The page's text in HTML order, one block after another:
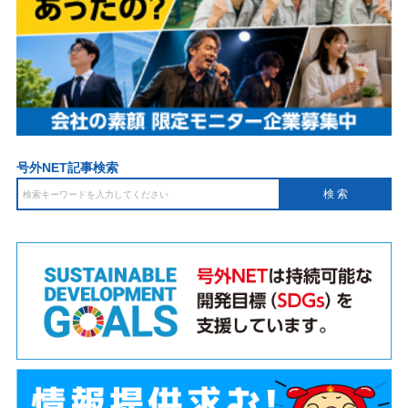
号外NET記事検索